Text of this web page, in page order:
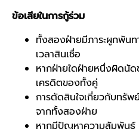
ข้อเสียในการกู้ร่วม
ทั้งสองฝ่ายมีภาระผูกพัน
เวลาสินเชื่อ
หากฝ่ายใดฝ่ายหนึ่งผิดนัด
เครดิตของทั้งคู่
การตัดสินใจเกี่ยวกับทรั
จากทั้งสองฝ่าย
หากมีปัญหาความสัมพันธ์